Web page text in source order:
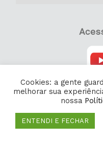
Cookies: a gente
melhorar sua
nossa
ENTENDI E FECHAR